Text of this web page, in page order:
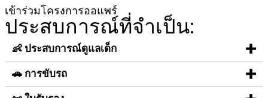
เข้าร่วมโครงการออแพร์
ประสบการณ์ที่จำเป็น:
👶 ประสบการณ์ดูแลเด็ก
🚗 การขับรถ